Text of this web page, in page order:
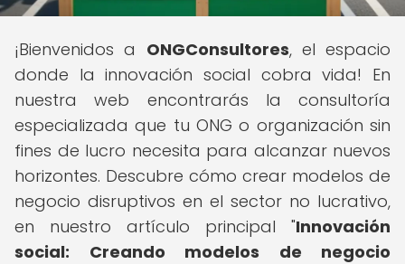
¡Bienvenidos a ONGConsultores, el espacio
donde la innovación social cobra vida! En
nuestra web encontrarás la consultoría
especializada que tu ONG o organización sin
fines de lucro necesita para alcanzar nuevos
horizontes. Descubre cómo crear modelos de
negocio disruptivos en el sector no lucrativo,
en nuestro artículo principal "Innovación
social: Creando modelos de negocio